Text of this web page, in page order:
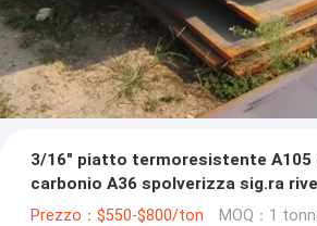
3/16" piatto termoresistente A105
carbonio A36 spolverizza sig.ra
3mm 2mm 6mm
Prezzo：$550-$800/ton MOQ：1